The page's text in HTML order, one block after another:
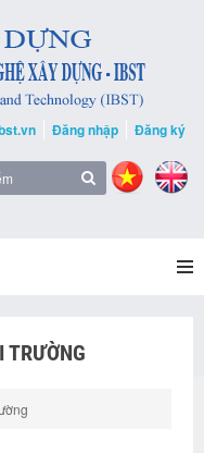
Đăng nhập Đăng ký
TRƯỜNG